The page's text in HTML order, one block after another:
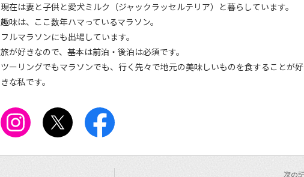
現在は妻と子供と愛犬ミルク（ジャックラッセルテリア）と暮らしています。
趣味は、ここ数年ハマっているマラソン。
フルマラソンにも出場しています。
旅が好きなので、基本は前泊・後泊は必須です。
ツーリングでもマラソンでも、行く先々で地元の美味しいものを食することが好
きな私です。